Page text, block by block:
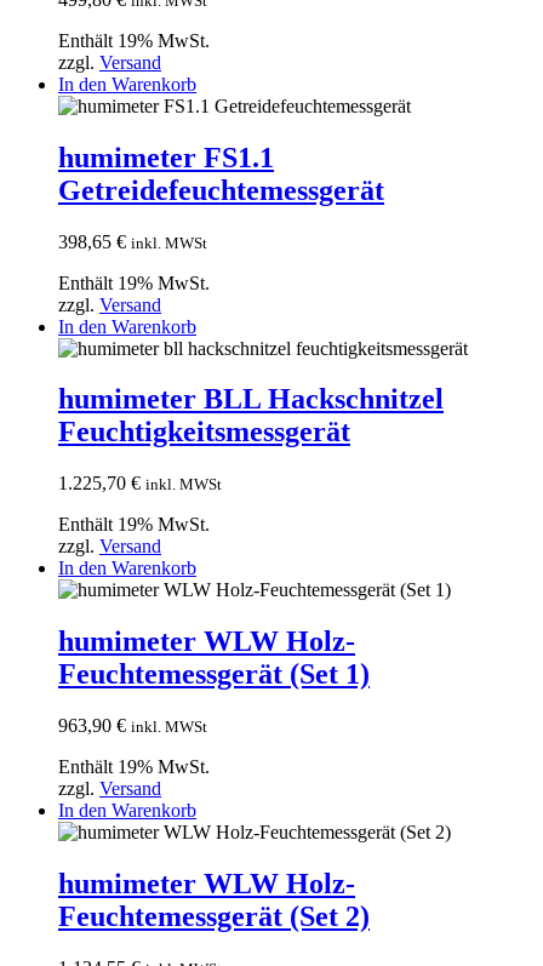
Enthält 19% MwSt.
zzgl. Versand
In den Warenkorb
humimeter FS1.1
Getreidefeuchtemessgerät
398,65 € inkl. MWSt
Enthält 19% MwSt.
zzgl. Versand
In den Warenkorb
humimeter BLL Hackschnitzel
Feuchtigkeitsmessgerät
1.225,70 € inkl. MWSt
Enthält 19% MwSt.
zzgl. Versand
In den Warenkorb
humimeter WLW Holz-
Feuchtemessgerät (Set 1)
963,90 € inkl. MWSt
Enthält 19% MwSt.
zzgl. Versand
In den Warenkorb
humimeter WLW Holz-
Feuchtemessgerät (Set 2)